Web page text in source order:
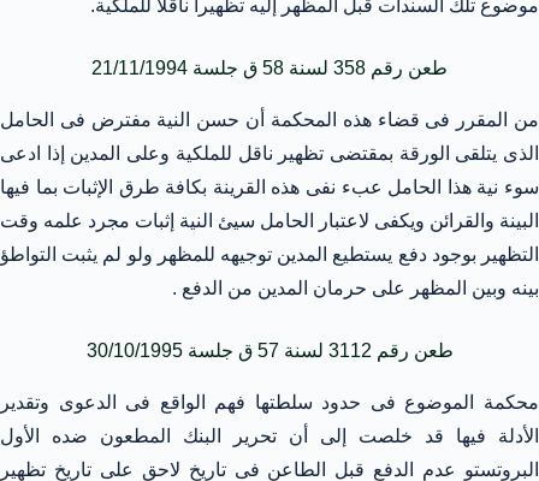
موضوع تلك السندات قبل المظهر إليه تظهيرا ناقلا للملكية.
طعن رقم 358 لسنة 58 ق جلسة 21/11/1994
من المقرر فى قضاء هذه المحكمة أن حسن النية مفترض فى الحامل
الذى يتلقى الورقة بمقتضى تظهير ناقل للملكية وعلى المدين إذا ادعى
سوء نية هذا الحامل عبء نفى هذه القرينة بكافة طرق الإثبات بما فيها
البينة والقرائن ويكفى لاعتبار الحامل سيئ النية إثبات مجرد علمه وقت
التظهير بوجود دفع يستطيع المدين توجيهه للمظهر ولو لم يثبت التواطؤ
بينه وبين المظهر على حرمان المدين من الدفع .
طعن رقم 3112 لسنة 57 ق جلسة 30/10/1995
محكمة الموضوع فى حدود سلطتها فهم الواقع فى الدعوى وتقدير
الأدلة فيها قد خلصت إلى أن تحرير البنك المطعون ضده الأول
البروتستو عدم الدفع قبل الطاعن فى تاريخ لاحق على تاريخ تظهير